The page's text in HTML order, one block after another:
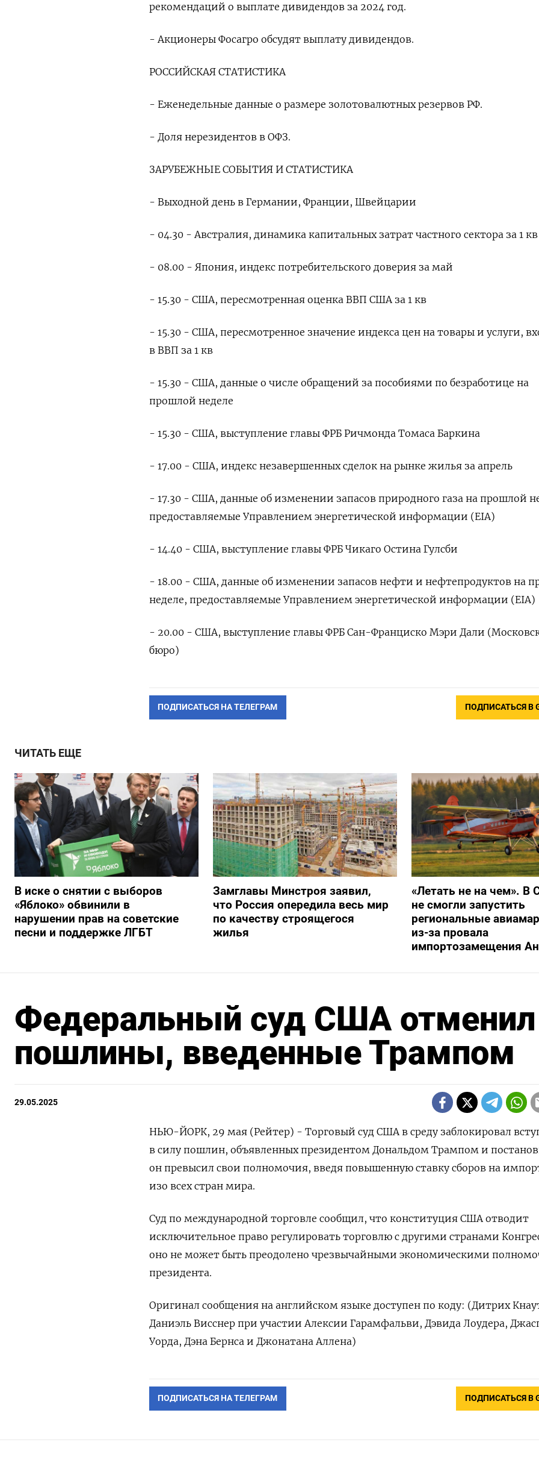
рекомендаций о выплате дивидендов за 2024 год.
- Акционеры Фосагро обсудят выплату дивидендов.
РОССИЙСКАЯ СТАТИСТИКА
- Еженедельные данные о размере золотовалютных резервов РФ.
- Доля нерезидентов в ОФЗ.
ЗАРУБЕЖНЫЕ СОБЫТИЯ И СТАТИСТИКА
- Выходной день в Германии, Франции, Швейцарии
- 04.30 - Австралия, динамика капитальных затрат частного сектора за 1 кв
- 08.00 - Япония, индекс потребительского доверия за май
- 15.30 - США, пересмотренная оценка ВВП США за 1 кв
- 15.30 - США, пересмотренное значение индекса цен на товары и услуги,
в ВВП за 1 кв
- 15.30 - США, данные о числе обращений за пособиями по безработице на
прошлой неделе
- 15.30 - США, выступление главы ФРБ Ричмонда Томаса Баркина
- 17.00 - США, индекс незавершенных сделок на рынке жилья за апрель
- 17.30 - США, данные об изменении запасов природного газа на прошлой
предоставляемые Управлением энергетической информации (EIA)
- 14.40 - США, выступление главы ФРБ Чикаго Остина Гулсби
- 18.00 - США, данные об изменении запасов нефти и нефтепродуктов на
неделе, предоставляемые Управлением энергетической информации (EIA)
- 20.00 - США, выступление главы ФРБ Сан-Франциско Мэри Дали
бюро)
ПОДПИСАТЬСЯ НА ТЕЛЕГРАМ ПОДПИСАТЬСЯ В
ЧИТАТЬ ЕЩЕ
В иске о снятии с выборов
«Яблоко» обвинили в
нарушении прав на советские
песни и поддержке ЛГБТ
Замглавы Минстроя заявил,
что Россия опередила весь мир
по качеству строящегося
жилья
«Летать не на чем». В
не смогли запустить
региональные
из-за провала
импортозамещения
Федеральный суд США отменил
пошлины, введенные Трампом
29.05.2025
НЬЮ-ЙОРК, 29 мая (Рейтер) - Торговый суд США в среду заблокировал
в силу пошлин, объявленных президентом Дональдом Трампом и
он превысил свои полномочия, введя повышенную ставку сборов на
изо всех стран мира.
Суд по международной торговле сообщил, что конституция США отводит
исключительное право регулировать торговлю с другими странами
оно не может быть преодолено чрезвычайными экономическими
президента.
Оригинал сообщения на английском языке доступен по коду: (Дитрих
Даниэль Висснер при участии Алексии Гарамфальви, Дэвида Лоудера,
Уорда, Дэна Бернса и Джонатана Аллена)
ПОДПИСАТЬСЯ НА ТЕЛЕГРАМ ПОДПИСАТЬСЯ В